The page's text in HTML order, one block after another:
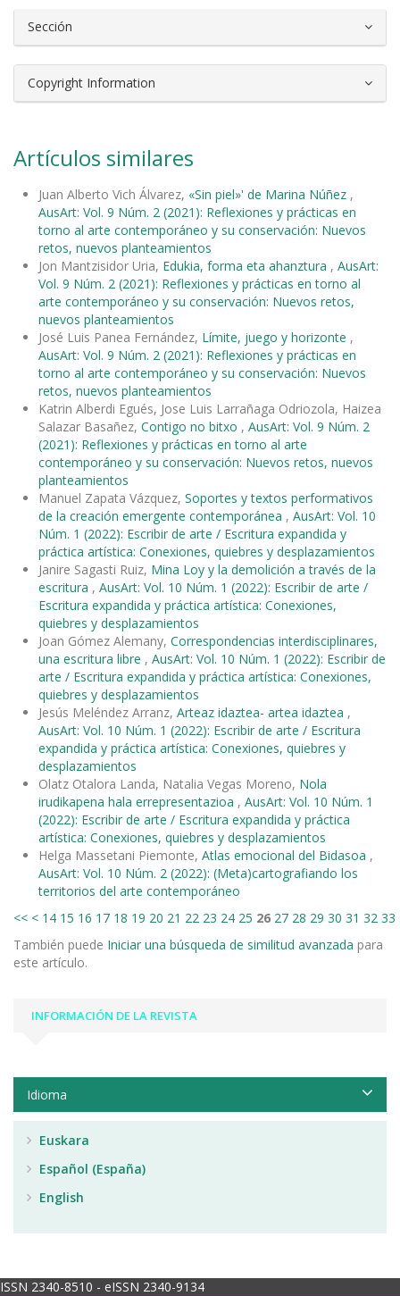
Sección
Copyright Information
Artículos similares
Juan Alberto Vich Álvarez, «Sin piel»' de Marina Núñez ,
AusArt: Vol. 9 Núm. 2 (2021): Reflexiones y prácticas en
torno al arte contemporáneo y su conservación: Nuevos
retos, nuevos planteamientos
Jon Mantzisidor Uria, Edukia, forma eta ahanztura , AusArt:
Vol. 9 Núm. 2 (2021): Reflexiones y prácticas en torno al
arte contemporáneo y su conservación: Nuevos retos,
nuevos planteamientos
José Luis Panea Fernández, Límite, juego y horizonte ,
AusArt: Vol. 9 Núm. 2 (2021): Reflexiones y prácticas en
torno al arte contemporáneo y su conservación: Nuevos
retos, nuevos planteamientos
Katrin Alberdi Egués, Jose Luis Larrañaga Odriozola, Haizea
Salazar Basañez, Contigo no bitxo , AusArt: Vol. 9 Núm. 2
(2021): Reflexiones y prácticas en torno al arte
contemporáneo y su conservación: Nuevos retos, nuevos
planteamientos
Manuel Zapata Vázquez, Soportes y textos performativos
de la creación emergente contemporánea , AusArt: Vol. 10
Núm. 1 (2022): Escribir de arte / Escritura expandida y
práctica artística: Conexiones, quiebres y desplazamientos
Janire Sagasti Ruiz, Mina Loy y la demolición a través de la
escritura , AusArt: Vol. 10 Núm. 1 (2022): Escribir de arte /
Escritura expandida y práctica artística: Conexiones,
quiebres y desplazamientos
Joan Gómez Alemany, Correspondencias interdisciplinares,
una escritura libre , AusArt: Vol. 10 Núm. 1 (2022): Escribir de
arte / Escritura expandida y práctica artística: Conexiones,
quiebres y desplazamientos
Jesús Meléndez Arranz, Arteaz idaztea- artea idaztea ,
AusArt: Vol. 10 Núm. 1 (2022): Escribir de arte / Escritura
expandida y práctica artística: Conexiones, quiebres y
desplazamientos
Olatz Otalora Landa, Natalia Vegas Moreno, Nola
irudikapena hala errepresentazioa , AusArt: Vol. 10 Núm. 1
(2022): Escribir de arte / Escritura expandida y práctica
artística: Conexiones, quiebres y desplazamientos
Helga Massetani Piemonte, Atlas emocional del Bidasoa ,
AusArt: Vol. 10 Núm. 2 (2022): (Meta)cartografiando los
territorios del arte contemporáneo
<< < 14 15 16 17 18 19 20 21 22 23 24 25 26 27 28 29 30 31 32 33
También puede Iniciar una búsqueda de similitud avanzada para
este artículo.
INFORMACIÓN DE LA REVISTA
Idioma
Euskara
Español (España)
English
ISSN 2340-8510 - eISSN 2340-9134